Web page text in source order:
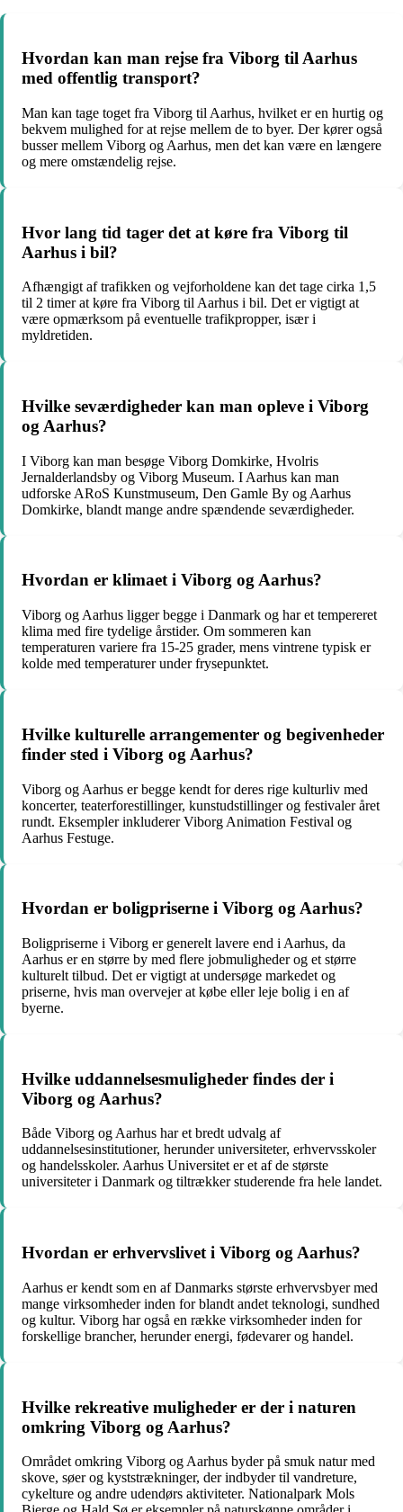
Hvordan kan man rejse fra Viborg til Aarhus
med offentlig transport?
Man kan tage toget fra Viborg til Aarhus, hvilket er en hurtig og
bekvem mulighed for at rejse mellem de to byer. Der kører også
busser mellem Viborg og Aarhus, men det kan være en længere
og mere omstændelig rejse.
Hvor lang tid tager det at køre fra Viborg til
Aarhus i bil?
Afhængigt af trafikken og vejforholdene kan det tage cirka 1,5
til 2 timer at køre fra Viborg til Aarhus i bil. Det er vigtigt at
være opmærksom på eventuelle trafikpropper, især i
myldretiden.
Hvilke seværdigheder kan man opleve i Viborg
og Aarhus?
I Viborg kan man besøge Viborg Domkirke, Hvolris
Jernalderlandsby og Viborg Museum. I Aarhus kan man
udforske ARoS Kunstmuseum, Den Gamle By og Aarhus
Domkirke, blandt mange andre spændende seværdigheder.
Hvordan er klimaet i Viborg og Aarhus?
Viborg og Aarhus ligger begge i Danmark og har et tempereret
klima med fire tydelige årstider. Om sommeren kan
temperaturen variere fra 15-25 grader, mens vintrene typisk er
kolde med temperaturer under frysepunktet.
Hvilke kulturelle arrangementer og begivenheder
finder sted i Viborg og Aarhus?
Viborg og Aarhus er begge kendt for deres rige kulturliv med
koncerter, teaterforestillinger, kunstudstillinger og festivaler året
rundt. Eksempler inkluderer Viborg Animation Festival og
Aarhus Festuge.
Hvordan er boligpriserne i Viborg og Aarhus?
Boligpriserne i Viborg er generelt lavere end i Aarhus, da
Aarhus er en større by med flere jobmuligheder og et større
kulturelt tilbud. Det er vigtigt at undersøge markedet og
priserne, hvis man overvejer at købe eller leje bolig i en af
byerne.
Hvilke uddannelsesmuligheder findes der i
Viborg og Aarhus?
Både Viborg og Aarhus har et bredt udvalg af
uddannelsesinstitutioner, herunder universiteter, erhvervsskoler
og handelsskoler. Aarhus Universitet er et af de største
universiteter i Danmark og tiltrækker studerende fra hele landet.
Hvordan er erhvervslivet i Viborg og Aarhus?
Aarhus er kendt som en af Danmarks største erhvervsbyer med
mange virksomheder inden for blandt andet teknologi, sundhed
og kultur. Viborg har også en række virksomheder inden for
forskellige brancher, herunder energi, fødevarer og handel.
Hvilke rekreative muligheder er der i naturen
omkring Viborg og Aarhus?
Området omkring Viborg og Aarhus byder på smuk natur med
skove, søer og kyststrækninger, der indbyder til vandreture,
cykelture og andre udendørs aktiviteter. Nationalpark Mols